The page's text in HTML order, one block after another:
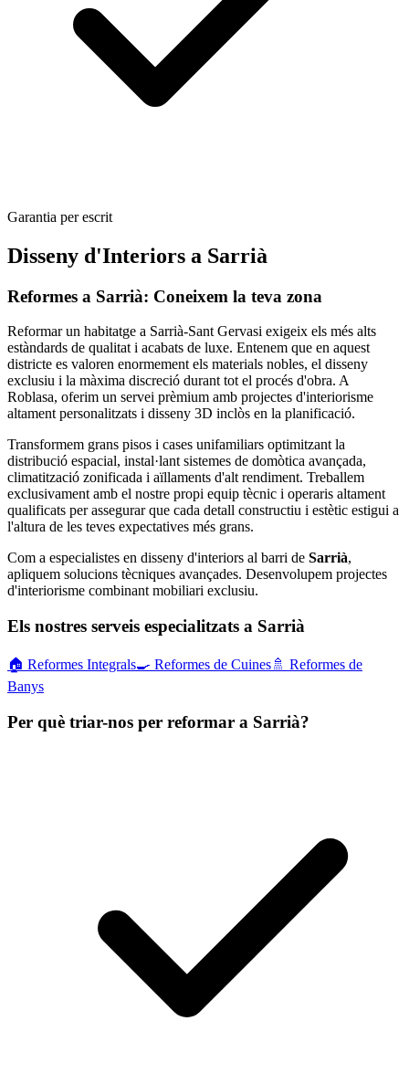
Garantia per escrit
Disseny d'Interiors a Sarrià
Reformes a Sarrià: Coneixem la teva zona
Reformar un habitatge a Sarrià-Sant Gervasi exigeix els més alts
estàndards de qualitat i acabats de luxe. Entenem que en aquest
districte es valoren enormement els materials nobles, el disseny
exclusiu i la màxima discreció durant tot el procés d'obra. A
Roblasa, oferim un servei prèmium amb projectes d'interiorisme
altament personalitzats i disseny 3D inclòs en la planificació.
Transformem grans pisos i cases unifamiliars optimitzant la
distribució espacial, instal·lant sistemes de domòtica avançada,
climatització zonificada i aïllaments d'alt rendiment. Treballem
exclusivament amb el nostre propi equip tècnic i operaris altament
qualificats per assegurar que cada detall constructiu i estètic estigui a
l'altura de les teves expectatives més grans.
Com a especialistes en disseny d'interiors al barri de Sarrià,
apliquem solucions tècniques avançades. Desenvolupem projectes
d'interiorisme combinant mobiliari exclusiu.
Els nostres serveis especialitzats a Sarrià
🏠 Reformes Integrals🍳 Reformes de Cuines🚿 Reformes de
Banys
Per què triar-nos per reformar a Sarrià?